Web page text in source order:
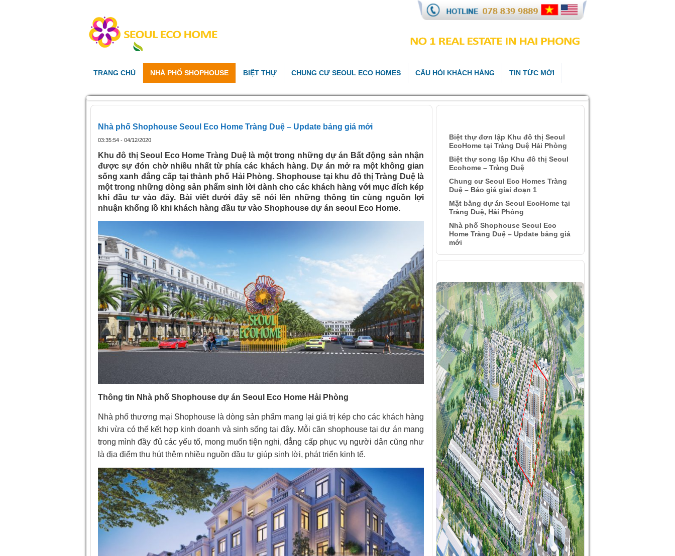
TRANG CHỦ NHÀ PHỐ SHOPHOUSE BIỆT THỰ CHUNG CƯ SEOUL ECO HOMES CÂU HỎI KHÁCH HÀNG TIN TỨC MỚI
Nhà phố Shophouse Seoul Eco Home Tràng Duệ – Update bảng giá mới
03:35:54 - 04/12/2020
Khu đô thị Seoul Eco Home Tràng Duệ là một trong những dự án Bất động sản nhận
được sự đón chờ nhiều nhất từ phía các khách hàng. Dự án mở ra một không gian
sống xanh đẳng cấp tại thành phố Hải Phòng. Shophouse tại khu đô thị Tràng Duệ là
một trong những dòng sản phẩm sinh lời dành cho các khách hàng với mục đích kép
khi đầu tư vào đây. Bài viết dưới đây sẽ nói lên những thông tin cùng nguồn lợi
nhuận khổng lồ khi khách hàng đầu tư vào Shophouse dự án seoul Eco Home.
Thông tin Nhà phố Shophouse dự án Seoul Eco Home Hải Phòng
Nhà phố thương mại Shophouse là dòng sản phẩm mang lại giá trị kép cho các khách hàng
khi vừa có thể kết hợp kinh doanh và sinh sống tại đây. Mỗi căn shophouse tại dự án mang
trong mình đầy đủ các yếu tố, mong muốn tiện nghi, đẳng cấp phục vụ người dân cũng như
là địa điểm thu hút thêm nhiều nguồn đầu tư giúp sinh lời, phát triển kinh tế.
Biệt thự đơn lập Khu đô thị Seoul
EcoHome tại Tràng Duệ Hải Phòng
Biệt thự song lập Khu đô thị Seoul
Ecohome – Tràng Duệ
Chung cư Seoul Eco Homes Tràng
Duệ – Báo giá giai đoạn 1
Mặt bằng dự án Seoul EcoHome tại
Tràng Duệ, Hải Phòng
Nhà phố Shophouse Seoul Eco
Home Tràng Duệ – Update bảng giá
mới